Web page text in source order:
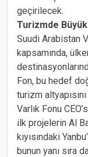
geçirilecek.
Turizmde
Suudi Arabistan
kapsamında,
Fon, bu hedef
turizm
Varlık Fonu
ilk projelerin Al
kıyısındaki
bunun yanı sıra